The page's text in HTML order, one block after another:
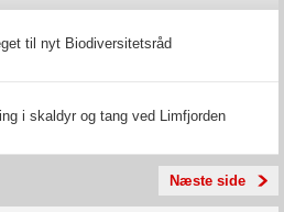
til nyt Biodiversitetsråd
i skaldyr og tang ved Limfjorden
Næste side